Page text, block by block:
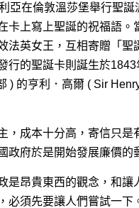
亞在倫敦溫莎堡舉行聖
卡上寫上聖誕的祝福語
法英女王，互相寄贈「
行的聖誕卡則誕生於
) 的亨利．高爾 ( Sir
，成本十分高，寄信只
政府於是開始發展廉價的
是昂貴東西的觀念，和
必須先要讓人們嘗試一下